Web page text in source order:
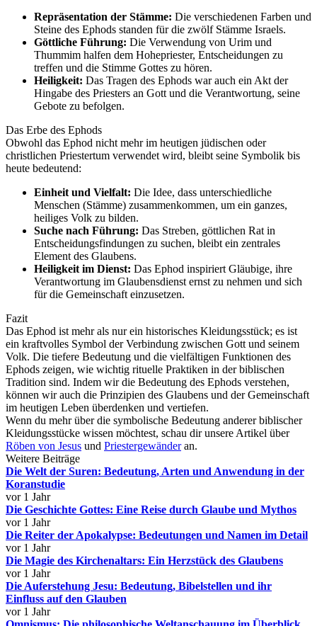
Repräsentation der Stämme: Die verschiedenen Farben und
Steine des Ephods standen für die zwölf Stämme Israels.
Göttliche Führung: Die Verwendung von Urim und
Thummim halfen dem Hohepriester, Entscheidungen zu
treffen und die Stimme Gottes zu hören.
Heiligkeit: Das Tragen des Ephods war auch ein Akt der
Hingabe des Priesters an Gott und die Verantwortung, seine
Gebote zu befolgen.
Das Erbe des Ephods
Obwohl das Ephod nicht mehr im heutigen jüdischen oder
christlichen Priestertum verwendet wird, bleibt seine Symbolik bis
heute bedeutend:
Einheit und Vielfalt: Die Idee, dass unterschiedliche
Menschen (Stämme) zusammenkommen, um ein ganzes,
heiliges Volk zu bilden.
Suche nach Führung: Das Streben, göttlichen Rat in
Entscheidungsfindungen zu suchen, bleibt ein zentrales
Element des Glaubens.
Heiligkeit im Dienst: Das Ephod inspiriert Gläubige, ihre
Verantwortung im Glaubensdienst ernst zu nehmen und sich
für die Gemeinschaft einzusetzen.
Fazit
Das Ephod ist mehr als nur ein historisches Kleidungsstück; es ist
ein kraftvolles Symbol der Verbindung zwischen Gott und seinem
Volk. Die tiefere Bedeutung und die vielfältigen Funktionen des
Ephods zeigen, wie wichtig rituelle Praktiken in der biblischen
Tradition sind. Indem wir die Bedeutung des Ephods verstehen,
können wir auch die Prinzipien des Glaubens und der Gemeinschaft
im heutigen Leben überdenken und vertiefen.
Wenn du mehr über die symbolische Bedeutung anderer biblischer
Kleidungsstücke wissen möchtest, schau dir unsere Artikel über
Röben von Jesus und Priestergewänderan.
Weitere Beiträge
Die Welt der Suren: Bedeutung, Arten und Anwendung in der
Koranstudie
vor 1 Jahr
Die Geschichte Gottes: Eine Reise durch Glaube und Mythos
vor 1 Jahr
Die Reiter der Apokalypse: Bedeutungen und Namen im Detail
vor 1 Jahr
Die Magie des Kirchenaltars: Ein Herzstück des Glaubens
vor 1 Jahr
Die Auferstehung Jesu: Bedeutung, Bibelstellen und ihr
Einfluss auf den Glauben
vor 1 Jahr